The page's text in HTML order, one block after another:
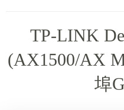
TP-LINK
(AX1500/AX
埠